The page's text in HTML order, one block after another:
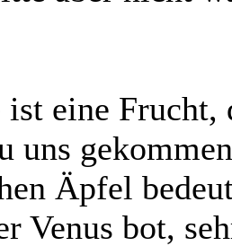
ist eine
uns
Äpfel
Venus bot,